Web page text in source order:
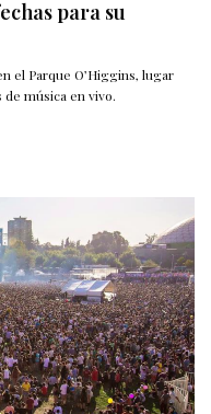
para su
el Parque O’Higgins, lugar
música en vivo.